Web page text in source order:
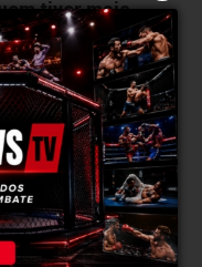
tiver mais
dois bons
um pode
quer mais.